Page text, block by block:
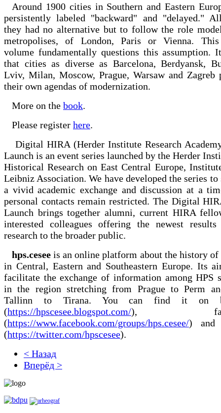
Around 1900 cities in Southern and Eastern
persistently labeled "backward" and "delayed."
they had no alternative but to follow the role
metropolises, of London, Paris or Vienna.
volume fundamentally questions this assumption.
that cities as diverse as Barcelona, Berdyansk,
Lviv, Milan, Moscow, Prague, Warsaw and Zagreb
their own agendas of modernization.
More on the book.
Please register here.
Digital HIRA (Herder Institute Research
Launch is an event series launched by the Herder
Historical Research on East Central Europe,
Leibniz Association. We have developed the series to
a vivid academic exchange and discussion at a
personal contacts remain restricted. The Digital
Launch brings together alumni, current HIRA
interested colleagues offering the newest
research to the broader public.
hps.cesee is an online platform about the history of
in Central, Eastern and Southeastern Europe. Its
facilitate the exchange of information among HPS
in the region stretching from Prague to Perm
Tallinn to Tirana. You can find it on
(https://hpscesee.blogspot.com/),
(https://www.facebook.com/groups/hps.cesee/) and
(https://twitter.com/hpscesee).
< Назад
Вперёд >